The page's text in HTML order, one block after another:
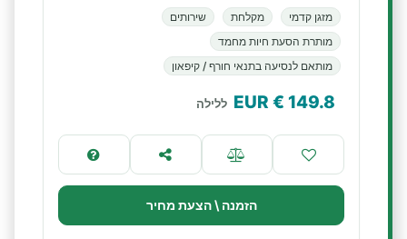
מזגן קדמי מקלחת
שירותים
מותרת הסעת חיות מחמד
מותאם לנסיעה בתנאי חורף / קיפאון
149.8
€ EUR ללילה
הזמנה \ הצעת מחיר